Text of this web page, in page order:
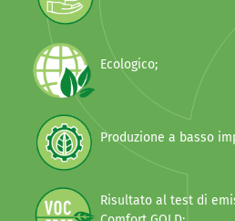
Ecologico;
Produzione a basso
Risultato al test di